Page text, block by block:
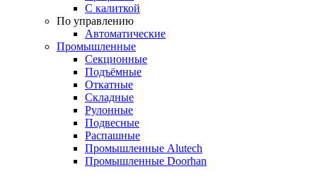
С калиткой
По управлению
Автоматические
Промышленные
Секционные
Подъёмные
Откатные
Складные
Рулонные
Подвесные
Распашные
Промышленные Alutech
Промышленные Doorhan